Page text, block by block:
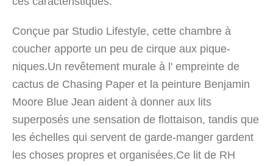
Conçue par Studio Lifestyle, cette chambre à
coucher apporte un peu de cirque aux pique-
niques.Un revêtement murale à l' empreinte de
cactus de Chasing Paper et la peinture Benjamin
Moore Blue Jean aident à donner aux lits
superposés une sensation de flottaison, tandis que
les échelles qui servent de garde-manger gardent
les choses propres et organisées.Ce lit de RH